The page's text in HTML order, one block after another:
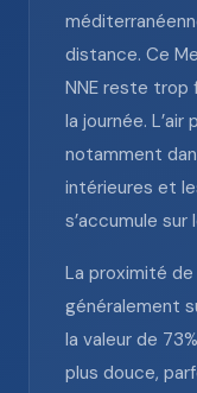
distance. Ce
NNE reste
la journée.
notamment
intérieures et
s’accumule
La proximité
généralement
la valeur de
plus douce,